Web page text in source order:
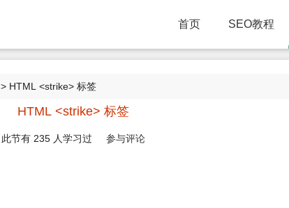
首页 SEO教程
> HTML <strike> 标签
HTML <strike> 标签
此节有 235人学习过 参与评论